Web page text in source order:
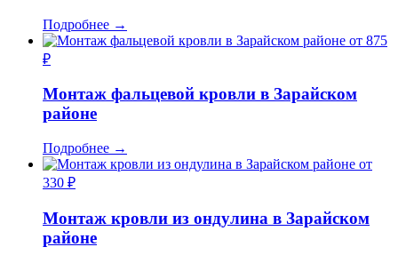
Подробнее →
от 875
₽
Монтаж фальцевой кровли в Зарайском
районе
Подробнее →
от
330 ₽
Монтаж кровли из ондулина в Зарайском
районе